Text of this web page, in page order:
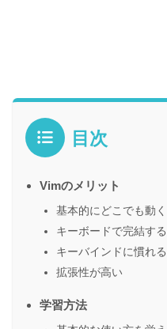
目次
Vimのメリット
基本的にどこでも動く
キーボードで完結する
キーバインドに慣れ
拡張性が高い
学習方法